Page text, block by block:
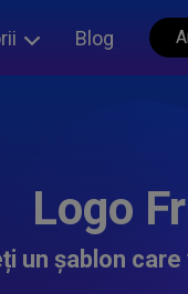
Blog
Logo
un șablon